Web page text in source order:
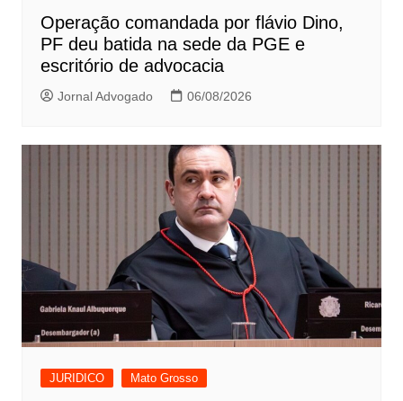
Operação comandada por flávio Dino,
PF deu batida na sede da PGE e
escritório de advocacia
Jornal Advogado 06/08/2026
JURIDICO Mato Grosso